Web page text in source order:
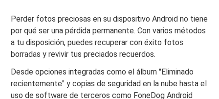
Perder fotos preciosas en su dispositivo Android no tiene
por qué ser una pérdida permanente. Con varios métodos
a tu disposición, puedes recuperar con éxito fotos
borradas y revivir tus preciados recuerdos.
Desde opciones integradas como el álbum "Eliminado
recientemente" y copias de seguridad en la nube hasta el
uso de software de terceros como FoneDog Android